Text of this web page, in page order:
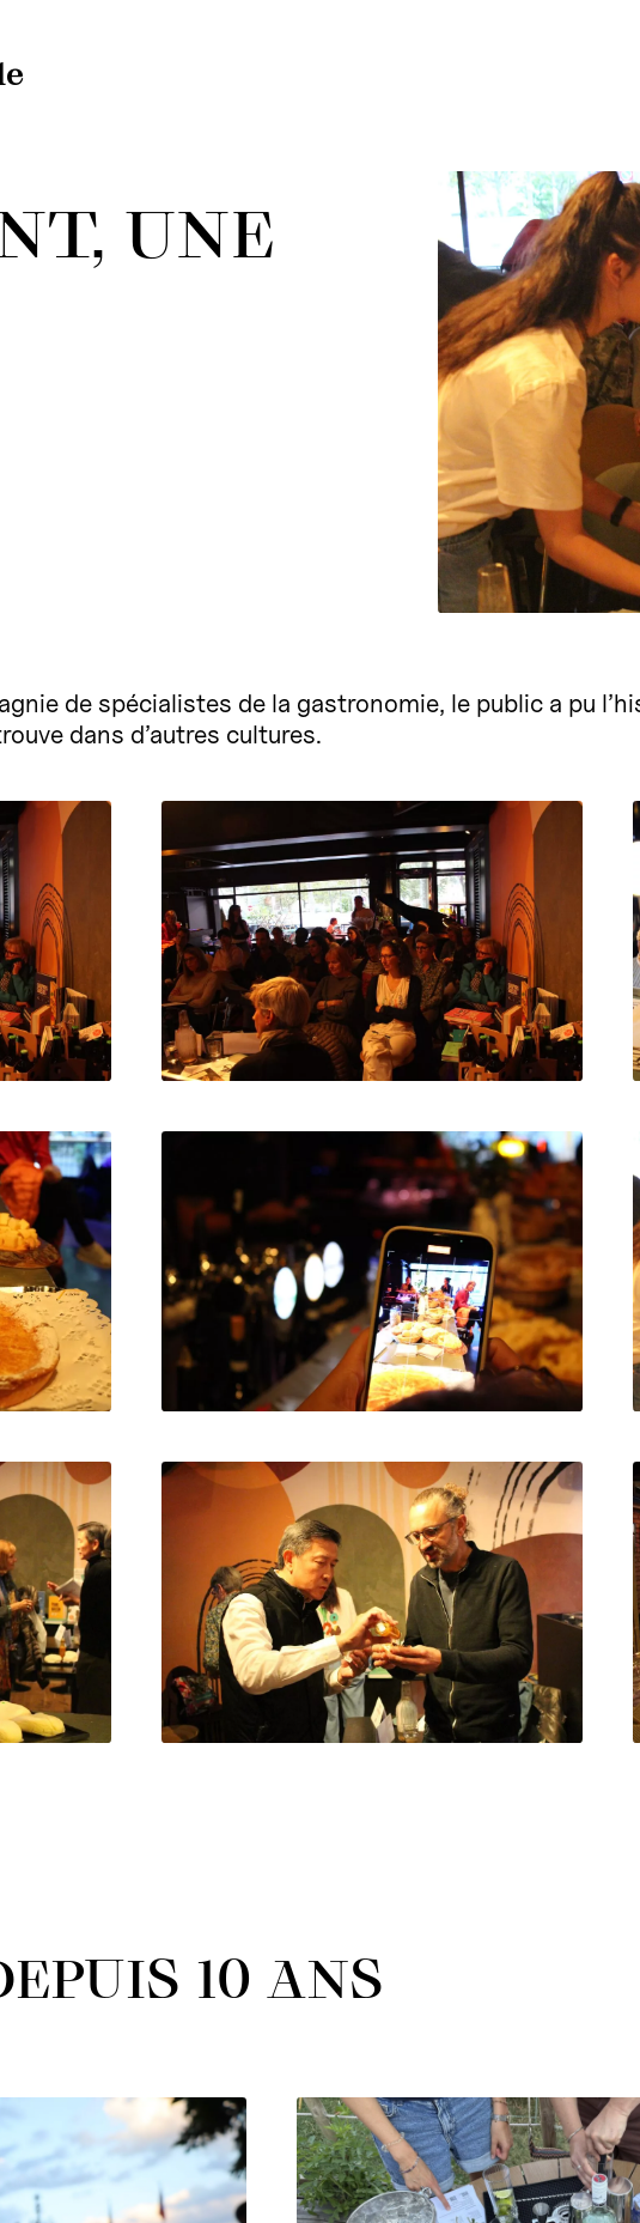
UNE
de spécialistes de la gastronomie, le public a pu
dans d’autres cultures.
10 ANS